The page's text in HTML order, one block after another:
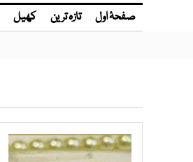
صفحۂ اول تازہ ترین کھیل